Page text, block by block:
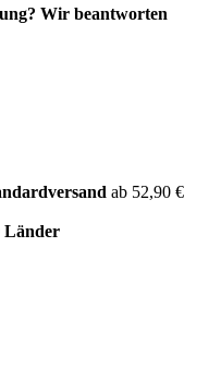
Wir beantworten
ab 52,90 €
Länder